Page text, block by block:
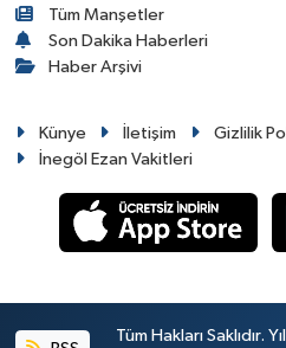
Tüm Manşetler
Son Dakika Haberleri
Haber Arşivi
Künye İletişim
Gizlilik
İnegöl Ezan Vakitleri
Tüm Hakları Saklıdır.